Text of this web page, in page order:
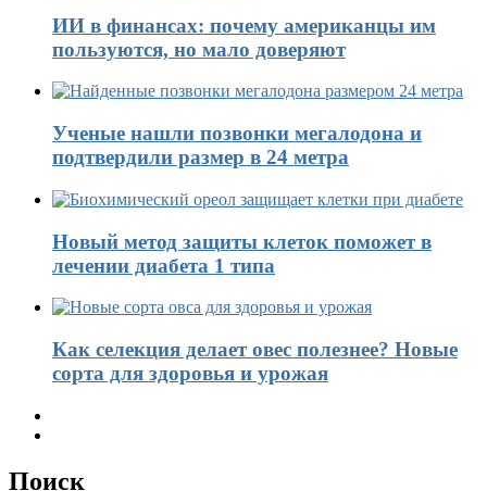
ИИ в финансах: почему американцы им
пользуются, но мало доверяют
Ученые нашли позвонки мегалодона и
подтвердили размер в 24 метра
Новый метод защиты клеток поможет в
лечении диабета 1 типа
Как селекция делает овес полезнее? Новые
сорта для здоровья и урожая
Поиск